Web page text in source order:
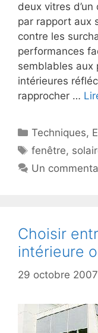
deux vitres
par rapport aux
contre les
performances
semblables aux
intérieures
rapprocher …
Catégories
Techniques,
Étiquettes
fenêtre,
Un
Choisir
intérieure
29 octobre 2007